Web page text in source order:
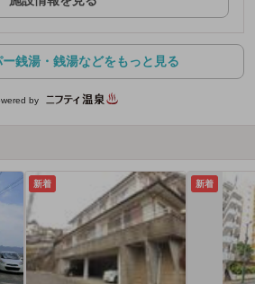
銭湯・銭湯などをもっと見る
by
新着 新着